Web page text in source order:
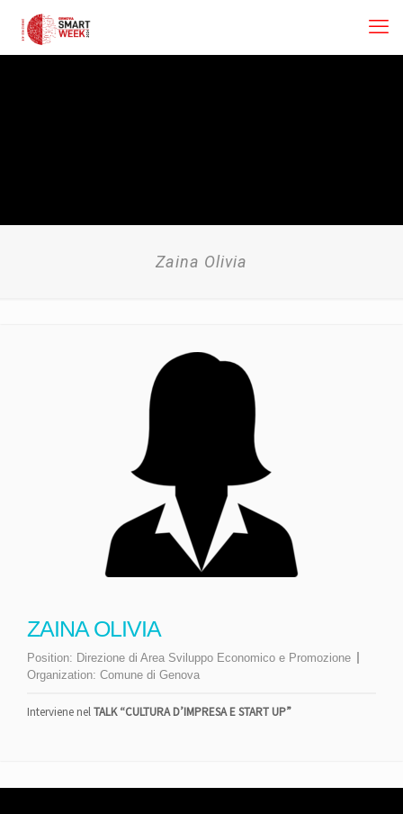
Zaina Olivia
ZAINA OLIVIA
Position: Direzione di Area Sviluppo Economico e Promozione
Organization: Comune di Genova
Interviene nelTALK “CULTURA D’IMPRESA E START UP”